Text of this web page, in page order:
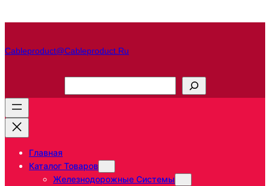
Cableproduct@cableproduct.ru
о
Главная
Каталог Товаров
Железнодорожные Системы